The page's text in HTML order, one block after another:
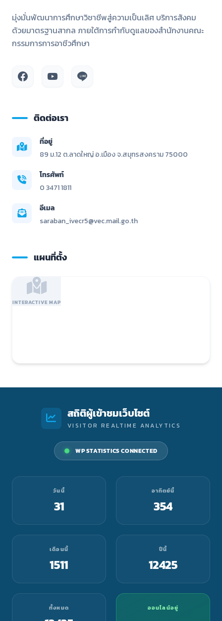
มุ่งมั่นพัฒนาการศึกษาวิชาชีพสู่ความเป็นเลิศ บริการสังคม
ด้วยมาตรฐานสากล ภายใต้การกำกับดูแลของสำนักงานคณะ
กรรมการการอาชีวศึกษา
ติดต่อเรา
ที่อยู่
89 ม.12 ต.ลาดใหญ่ อ.เมือง จ.สมุทรสงคราม 75000
โทรศัพท์
0 3471 1811
อีเมล
saraban_ivecr5@vec.mail.go.th
แผนที่ตั้ง
INTERACTIVE MAP
สถิติผู้เข้าชมเว็บไซต์
VISITOR REALTIME ANALYTICS
WP STATISTICS CONNECTED
วันนี้
31
อาทิตย์นี้
354
เดือนนี้
1511
ปีนี้
12425
ทั้งหมด ออนไลน์อยู่